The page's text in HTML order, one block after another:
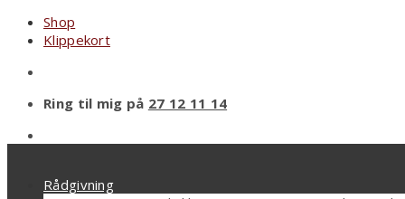
Shop
Klippekort
Ring til mig på 27 12 11 14
Rådgivning